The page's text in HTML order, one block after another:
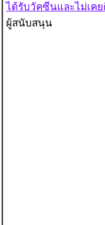
ได้รับวัคซีนและไม่เค
ผู้สนับสนุน